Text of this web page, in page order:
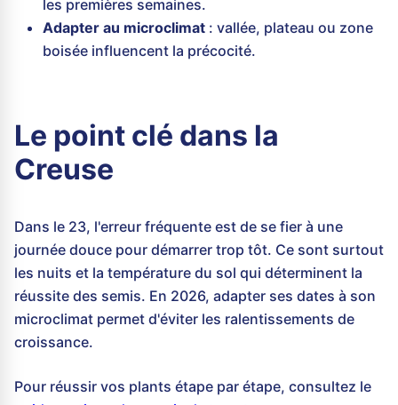
les premières semaines.
Adapter au microclimat : vallée, plateau ou zone
boisée influencent la précocité.
Le point clé dans la
Creuse
Dans le 23, l'erreur fréquente est de se fier à une
journée douce pour démarrer trop tôt. Ce sont surtout
les nuits et la température du sol qui déterminent la
réussite des semis. En 2026, adapter ses dates à son
microclimat permet d'éviter les ralentissements de
croissance.
Pour réussir vos plants étape par étape, consultez le